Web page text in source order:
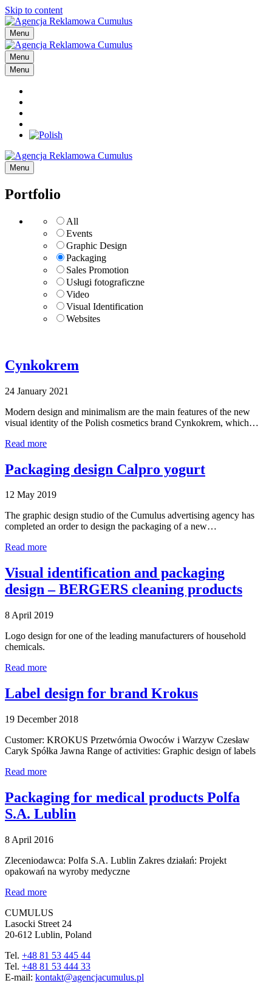
Skip to content
Menu
Menu
Menu
Menu
Portfolio
All
Events
Graphic Design
Packaging
Sales Promotion
Usługi fotograficzne
Video
Visual Identification
Websites
Cynkokrem
24 January 2021
Modern design and minimalism are the main features of the new
visual identity of the Polish cosmetics brand Cynkokrem, which…
Read more
Packaging design Calpro yogurt
12 May 2019
The graphic design studio of the Cumulus advertising agency has
completed an order to design the packaging of a new…
Read more
Visual identification and packaging
design – BERGERS cleaning products
8 April 2019
Logo design for one of the leading manufacturers of household
chemicals.
Read more
Label design for brand Krokus
19 December 2018
Customer: KROKUS Przetwórnia Owoców i Warzyw Czesław
Caryk Spółka Jawna Range of activities: Graphic design of labels
Read more
Packaging for medical products Polfa
S.A. Lublin
8 April 2016
Zleceniodawca: Polfa S.A. Lublin Zakres działań: Projekt
opakowań na wyroby medyczne
Read more
CUMULUS
Lasocki Street 24
20-612 Lublin, Poland
Tel. +48 81 53 445 44
Tel. +48 81 53 444 33
E-mail: kontakt@agencjacumulus.pl